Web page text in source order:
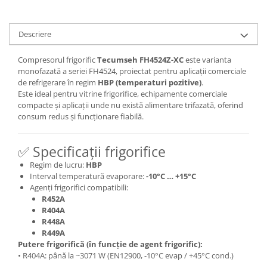
Descriere
Compresorul frigorificTecumseh FH4524Z-XCeste varianta
monofazată a seriei FH4524, proiectat pentru aplicații comerciale
de refrigerare în regim HBP (temperaturi pozitive).
Este ideal pentru vitrine frigorifice, echipamente comerciale
compacte și aplicații unde nu există alimentare trifazată, oferind
consum redus și funcționare fiabilă.
✅ Specificații frigorifice
Regim de lucru: HBP
Interval temperatură evaporare:-10°C … +15°C
Agenți frigorifici compatibili:
R452A
R404A
R448A
R449A
Putere frigorifică (în funcție de agent frigorific):
• R404A: până la ~3071 W (EN12900, -10°C evap / +45°C cond.)